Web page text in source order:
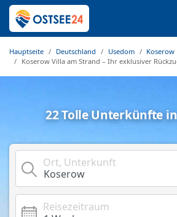
Hauptseite Deutschland Usedom
Koserow
Koserow Villa am Strand – Ihr exklusiver
22 Tolle Unterkünfte
Ort, Unterkunft
Reisezeitraum